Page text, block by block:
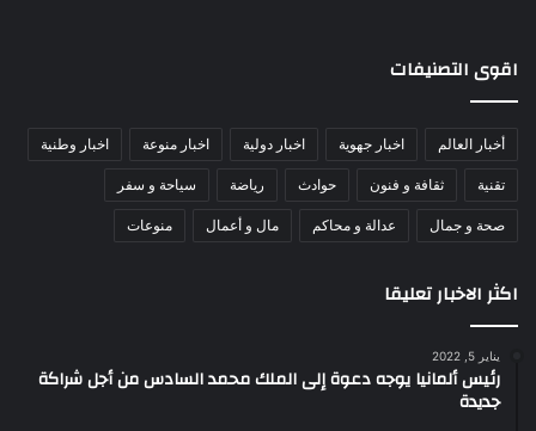
اقوى التصنيفات
أخبار العالم اخبار جهوية اخبار دولية اخبار منوعة اخبار وطنية
تقنية ثقافة و فنون حوادث رياضة سياحة و سفر
صحة و جمال عدالة و محاكم مال و أعمال منوعات
اكثر الاخبار تعليقا
يناير 5, 2022
رئيس ألمانيا يوجه دعوة إلى الملك محمد السادس من أجل شراكة
جديدة